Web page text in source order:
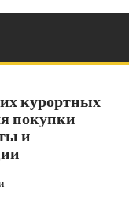
курортных
покупки
и